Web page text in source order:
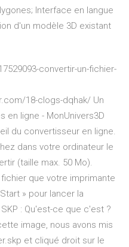
Interface en langue
d'un modèle 3D existant
convertir-un-fichier-
18-clogs-dqhak/ Un
en ligne - MonUnivers3D
du convertisseur en ligne.
dans votre ordinateur le
(taille max. 50 Mo).
que votre imprimante
» pour lancer la
: Qu'est-ce que c'est ?
image, nous avons mis
et cliqué droit sur le